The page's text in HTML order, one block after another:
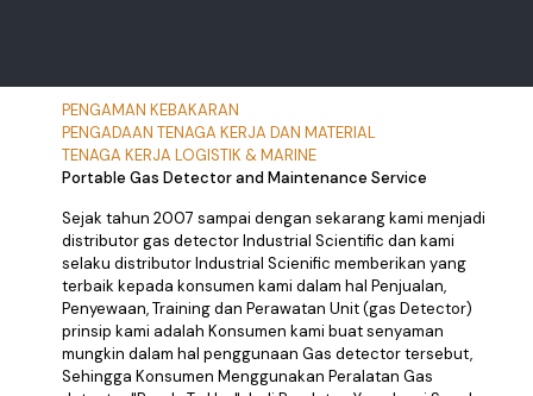
PENGAMAN KEBAKARAN
PENGADAAN TENAGA KERJA DAN MATERIAL
TENAGA KERJA LOGISTIK & MARINE
Portable Gas Detector and Maintenance Service
Sejak tahun 2007 sampai dengan sekarang kami menjadi
distributor gas detector Industrial Scientific dan kami
selaku distributor Industrial Scienific memberikan yang
terbaik kepada konsumen kami dalam hal Penjualan,
Penyewaan, Training dan Perawatan Unit (gas Detector)
prinsip kami adalah Konsumen kami buat senyaman
mungkin dalam hal penggunaan Gas detector tersebut,
Sehingga Konsumen Menggunakan Peralatan Gas